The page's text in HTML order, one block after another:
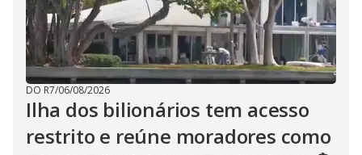
DO R7/06/08/2026
Ilha dos bilionários tem acesso
restrito e reúne moradores como